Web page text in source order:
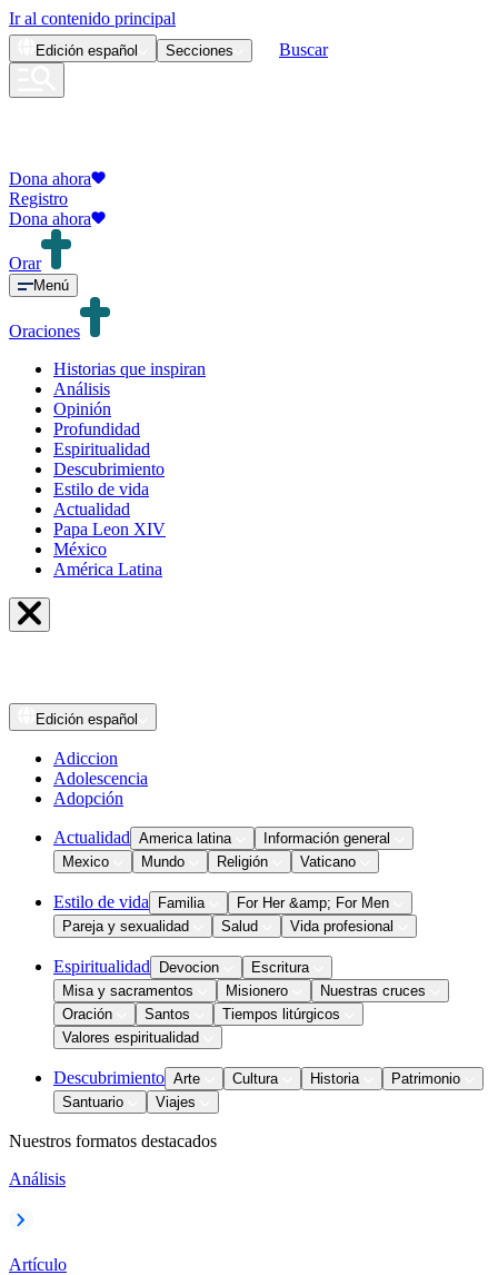
Ir al contenido principal
Edición español Secciones Buscar
Dona ahora
Registro
Dona ahora
Orar
Menú
Oraciones
Historias que inspiran
Análisis
Opinión
Profundidad
Espiritualidad
Descubrimiento
Estilo de vida
Actualidad
Papa Leon XIV
México
América Latina
Edición español
Adiccion
Adolescencia
Adopción
Actualidad America latina
Información general
Mexico
Mundo Religión Vaticano
Estilo de vida Familia
For Her &amp; For Men
Pareja y sexualidad
Salud Vida profesional
Espiritualidad Devocion
Escritura
Misa y sacramentos
Misionero
Nuestras cruces
Oración
Santos
Tiempos litúrgicos
Valores espiritualidad
Descubrimiento Arte Cultura Historia
Patrimonio
Santuario
Viajes
Nuestros formatos destacados
Análisis
Artículo